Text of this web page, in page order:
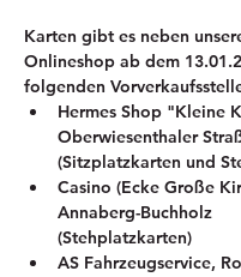
Karten gibt es neben
Onlineshop ab dem
folgenden
Hermes Shop "Kleine
Oberwiesenthaler
(Sitzplatzkarten und
Casino (Ecke Große
Annaberg-Buchholz
(Stehplatzkarten)
AS Fahrzeugservice,